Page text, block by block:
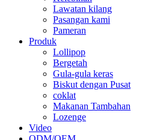
Lawatan kilang
Pasangan kami
Pameran
Produk
Lollipop
Bergetah
Gula-gula keras
Biskut dengan Pusat
coklat
Makanan Tambahan
Lozenge
Video